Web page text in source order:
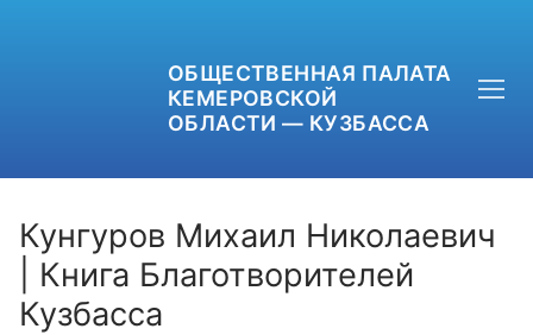
ОБЩЕСТВЕННАЯ ПАЛАТА
КЕМЕРОВСКОЙ
ОБЛАСТИ — КУЗБАССА
Кунгуров Михаил Николаевич
| Книга Благотворителей
Кузбасса